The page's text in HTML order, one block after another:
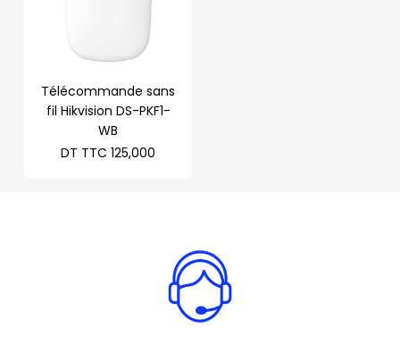
Télécommande sans
fil Hikvision DS-PKF1-
WB
DT TTC 125,000